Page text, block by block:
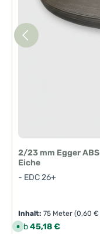
2/23 mm Egger
Eiche
- EDC 26+
Inhalt:75 Meter(0,60 €
Regulärer Preis:
SAb45,18 €